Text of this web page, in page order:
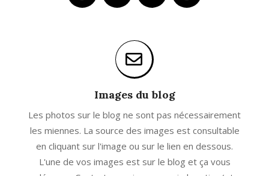
Images du blog
Les photos sur le blog ne sont pas nécessairement
les miennes. La source des images est consultable
en cliquant sur l'image ou sur le lien en dessous.
L'une de vos images est sur le blog et ça vous